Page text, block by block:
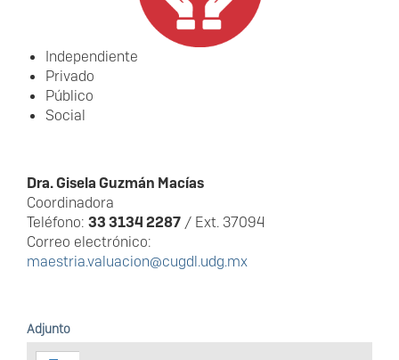
Independiente
Privado
Público
Social
Dra. Gisela Guzmán Macías
Coordinadora
Teléfono: 33 3134 2287 / Ext. 37094
Correo electrónico:
maestria.valuacion@cugdl.udg.mx
Adjunto